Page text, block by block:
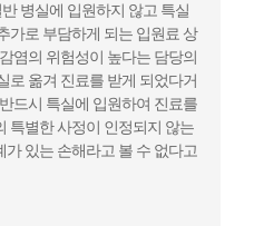
병실에 입원하지 않고 특실
가로 부담하게 되는 입원료 상
염의 위험성이 높다는 담당의
로 옮겨 진료를 받게 되었다거
드시 특실에 입원하여 진료를
특별한 사정이 인정되지 않는
있는 손해라고 볼 수 없다고